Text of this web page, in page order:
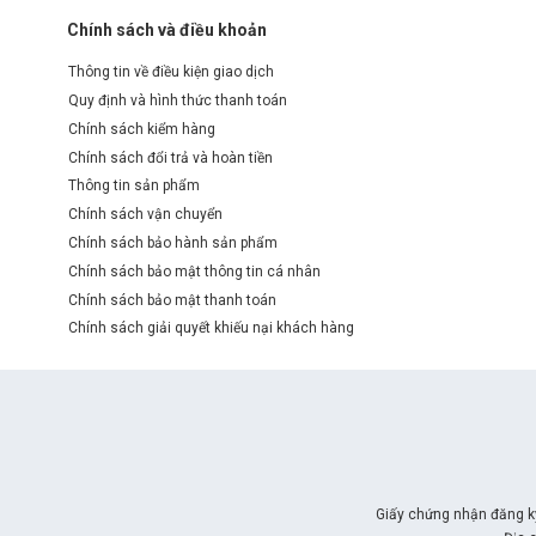
Chính sách và điều khoản
Thông tin về điều kiện giao dịch
Quy định và hình thức thanh toán
Chính sách kiểm hàng
Chính sách đổi trả và hoàn tiền
Thông tin sản phẩm
Chính sách vận chuyển
Chính sách bảo hành sản phẩm
Chính sách bảo mật thông tin cá nhân
Chính sách bảo mật thanh toán
Chính sách giải quyết khiếu nại khách hàng
Giấy chứng nhận đăng